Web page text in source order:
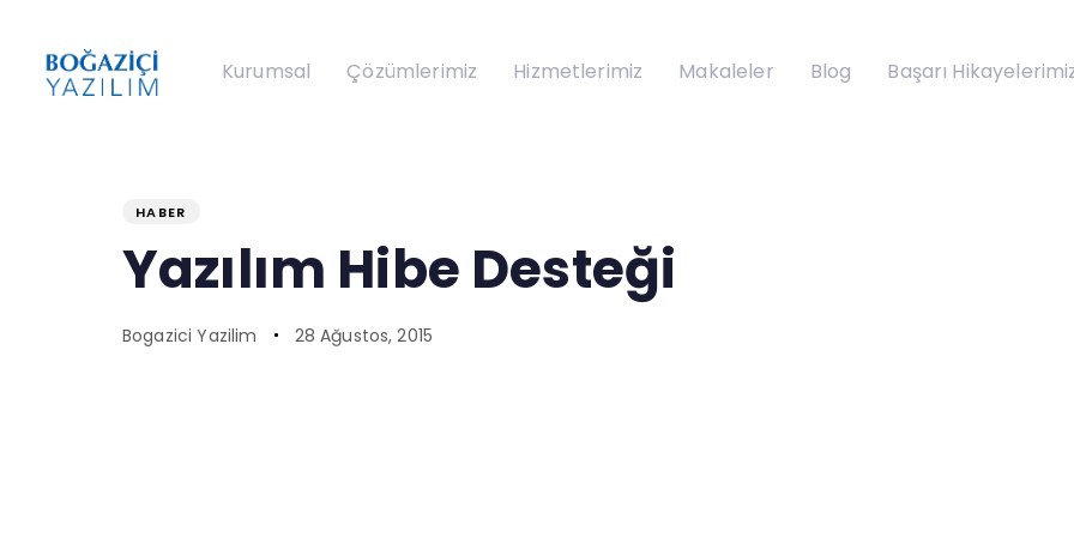
Kurumsal Çözümlerimiz Hizmetlerimiz Makaleler Blog Başarı
HABER
Yazılım Hibe Desteği
Bogazici Yazilim 28 Ağustos, 2015